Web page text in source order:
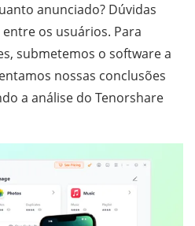
anunciado? Dúvidas
os usuários. Para
submetemos o software a
nossas conclusões
a análise do Tenorshare